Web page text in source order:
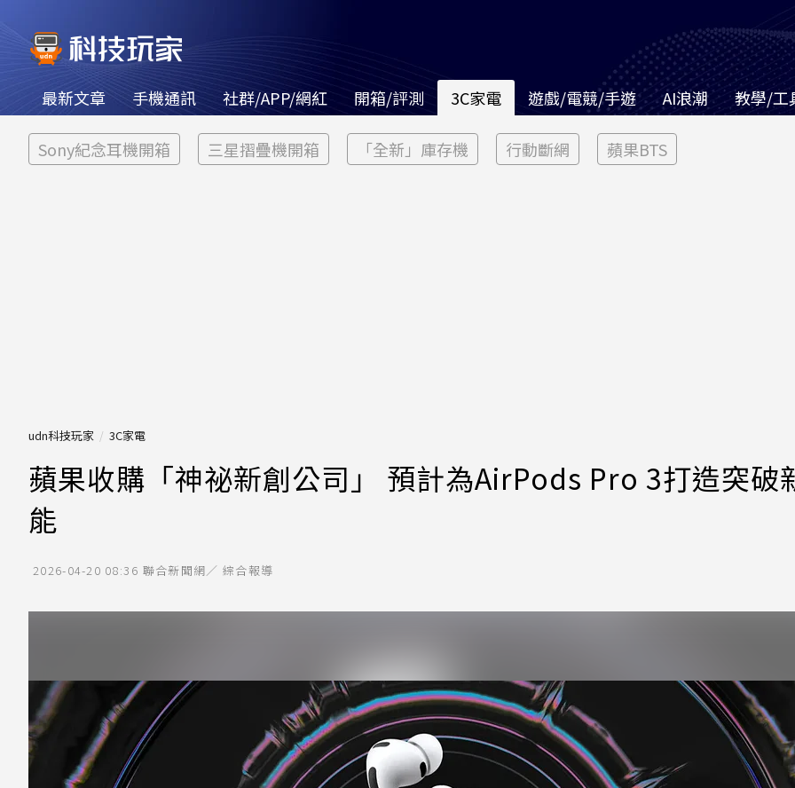
最新文章 手機通訊 社群/APP/網紅 開箱/評測 3C家電 遊戲/電競/手遊 AI浪潮 教學/工
Sony紀念耳機開箱 三星摺疊機開箱 「全新」庫存機 行動斷網 蘋果BTS
udn科技玩家 3C家電
蘋果收購「神祕新創公司」 預計為AirPods Pro 3打造突破
能
2026-04-20 08:36 聯合新聞網／ 綜合報導